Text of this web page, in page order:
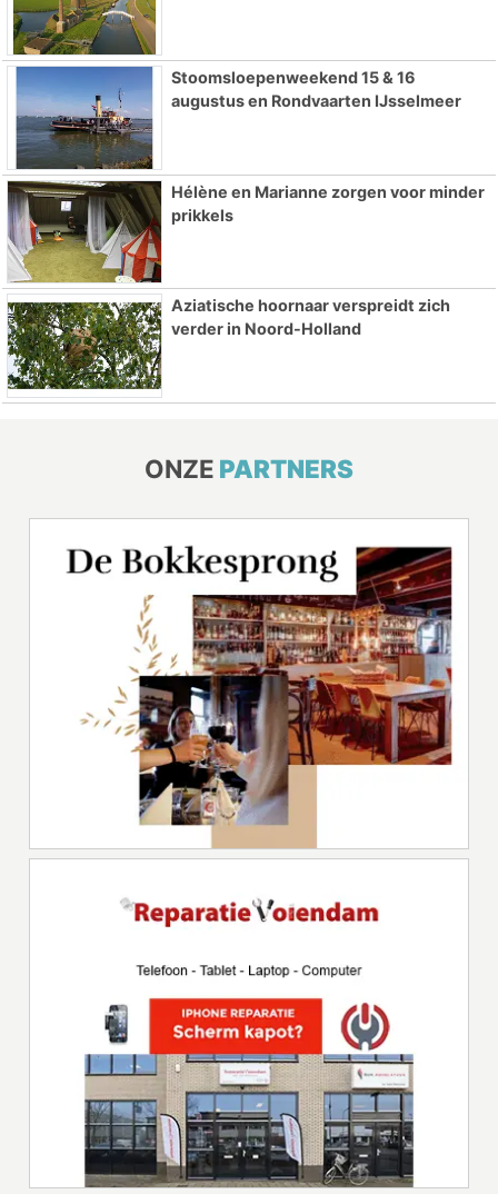
Stoomsloepenweekend 15 & 16
augustus en Rondvaarten IJsselmeer
Hélène en Marianne zorgen voor minder
prikkels
Aziatische hoornaar verspreidt zich
verder in Noord-Holland
ONZE PARTNERS